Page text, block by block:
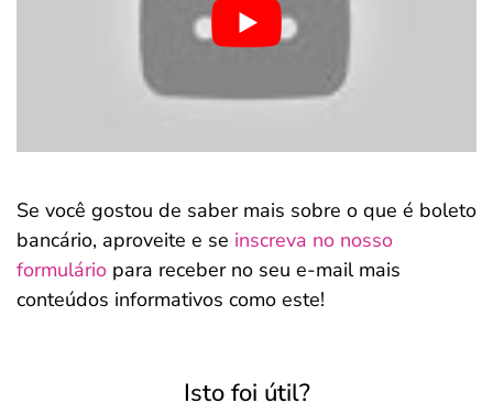
Se você gostou de saber mais sobre o que é boleto
bancário, aproveite e se inscreva no nosso
formulário para receber no seu e-mail mais
conteúdos informativos como este!
Isto foi útil?